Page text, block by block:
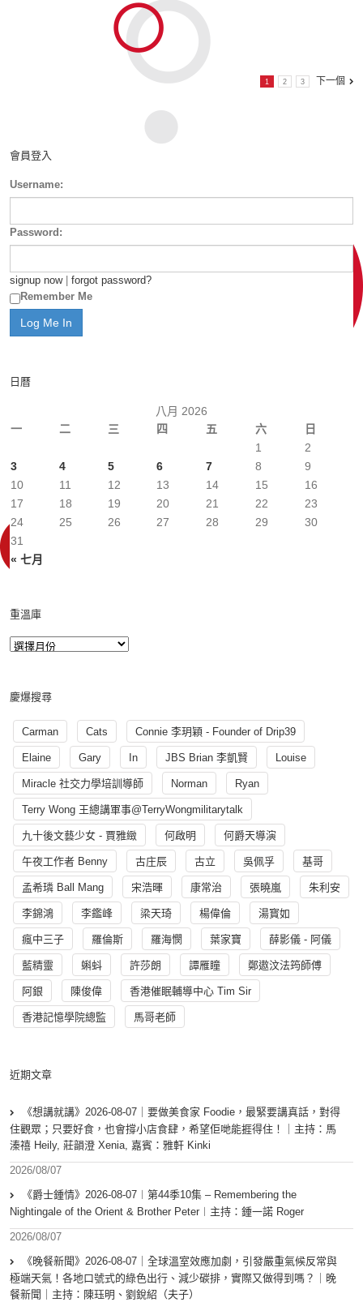
1 2 3 下一個
會員登入
Username:
Password:
signup now| forgot password?
Remember Me
日曆
八月 2026
一
二 三 四 五 六 日
« 七月
1
2
3
4 5 6 7 8
9
10
11 12 13 14 15
16
17
18 19 20 21 22
23
24
25 26 27 28 29
30
31
重溫庫
慶爆搜尋
Carman Cats Connie 李玥穎 - Founder of Drip39
Elaine Gary In JBS Brian 李凱賢 Louise
Miracle 社交力學培訓導師 Norman Ryan
Terry Wong 王總講軍事@TerryWongmilitarytalk
九十後文藝少女 - 賈雅緻 何啟明 何爵天導演
午夜工作者 Benny 古庄辰 古立 吳佩孚 基哥
孟希璘 Ball Mang 宋浩暉 康常治 張曉嵐 朱利安
李錦鴻 李鑑峰 梁天琦 楊偉倫 湯寳如
瘋中三子 羅倫斯 羅海憫 葉家寶 薛影儀 - 阿儀
藍精靈 蝌蚪 許莎朗 譚雁瞳 鄭遨汶法筠師傅
阿銀 陳俊偉 香港催眠輔導中心 Tim Sir
香港記憶學院總監 馬哥老師
近期文章
《想講就講》2026-08-07｜要做美食家 Foodie，最緊要講真話，對得
住觀眾；只要好食，也會撐小店食肆，希望佢哋能捱得住！｜主持：馬
溱禧 Heily, 莊韻澄 Xenia, 嘉賓：雅軒 Kinki
2026/08/07
《爵士鍾情》2026-08-07︱第44季10集 – Remembering the
Nightingale of the Orient & Brother Peter︱主持：鍾一諾 Roger
2026/08/07
《晚餐新聞》2026-08-07｜全球溫室效應加劇，引發嚴重氣候反常與
極端天氣！各地口號式的綠色出行、減少碳排，實際又做得到嗎？｜晚
餐新聞｜主持：陳珏明、劉銳紹（夫子）